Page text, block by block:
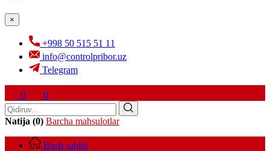
×
+998 50 515 51 11
info@controlpribor.uz
Telegram
0 0
Natija (0) Barcha mahsulotlar
Bosh sahifa